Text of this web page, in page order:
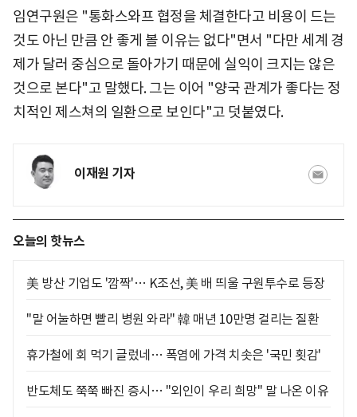
임연구원은 "통화스와프 협정을 체결한다고 비용이 드는
것도 아닌 만큼 안 좋게 볼 이유는 없다"면서 "다만 세계 경
제가 달러 중심으로 돌아가기 때문에 실익이 크지는 않은
것으로 본다"고 말했다. 그는 이어 "양국 관계가 좋다는 정
치적인 제스쳐의 일환으로 보인다"고 덧붙였다.
이재원 기자
오늘의 핫뉴스
美 방산 기업도 '깜짝'… K조선, 美 배 띄울 구원투수로 등장
"말 어눌하면 빨리 병원 와라" 韓 매년 10만명 걸리는 질환
휴가철에 회 먹기 글렀네… 폭염에 가격 치솟은 '국민 횟감'
반도체도 쭉쭉 빠진 증시… "외인이 우리 희망" 말 나온 이유